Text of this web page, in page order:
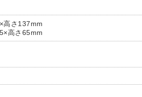
高さ137mm
高さ65mm